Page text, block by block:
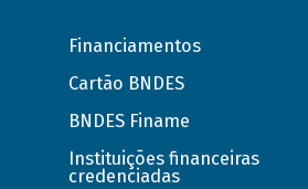
Financiamentos
Cartão BNDES
BNDES Finame
Instituições financeiras
credenciadas